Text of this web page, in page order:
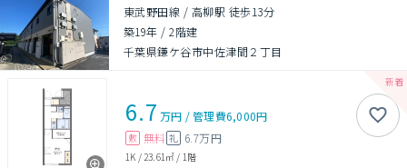
東武野田線 / 高柳駅 徒歩13分
築19年 /2階建
千葉県鎌ケ谷市中佐津間２丁目
6.7 万円 /管理費6,000円
敷 無料 礼 6.7万円
1K / 23.61㎡ / 1階